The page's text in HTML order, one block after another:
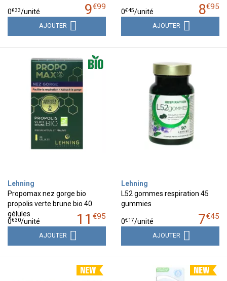
9€99
0€33/unité
AJOUTER
8€95
0€45/unité
AJOUTER
Lehning
Propomax nez gorge bio
propolis verte brune bio 40
gélules
11 €95
0€30/unité
AJOUTER
Lehning
L52 gommes respiration 45
gummies
7€45
0€17/unité
AJOUTER